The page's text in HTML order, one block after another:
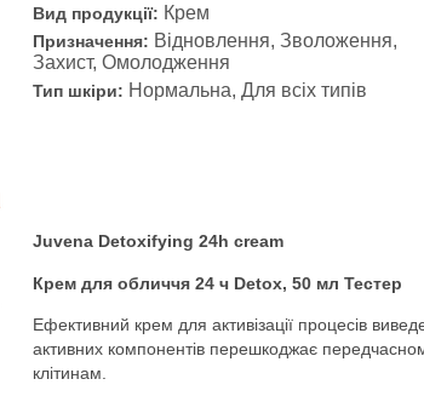
Вид продукції: Крем
Призначення: Відновлення, Зволоження,
Захист, Омолодження
Тип шкіри: Нормальна, Для всіх типів
Juvena Detoxifying 24h cream
Крем для обличчя 24 ч Detox, 50 мл Тестер
Ефективний крем для активізації процесів
активних компонентів перешкоджає
клітинам.